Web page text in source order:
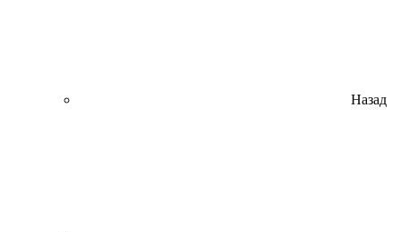
Назад